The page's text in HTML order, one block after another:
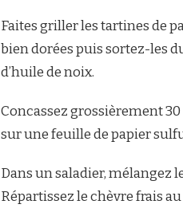
Faites griller les tartines de
bien dorées puis sortez-les
d’huile de noix.
Concassez grossièrement
sur une feuille de papier
Dans un saladier, mélangez
Répartissez le chèvre frais